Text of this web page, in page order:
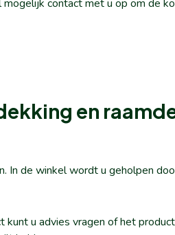
en
In de winkel wordt u geholpen
u advies vragen of het
contact met u op om de